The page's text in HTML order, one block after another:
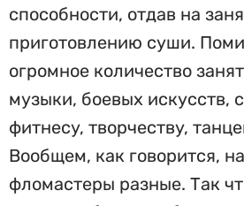
способности, отдав на
приготовлению суши.
огромное количество
музыки, боевых искусств,
фитнесу, творчеству,
Вообщем, как говорится,
фломастеры разные. Так